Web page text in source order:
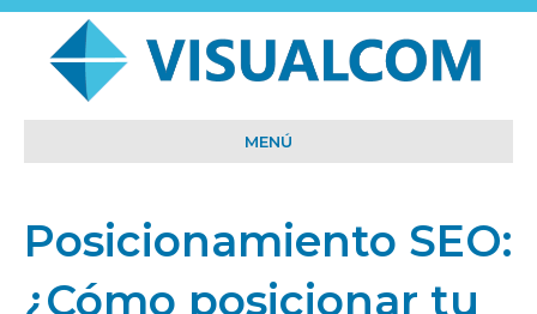
MENÚ
Posicionamiento SEO:
¿Cómo posicionar tu